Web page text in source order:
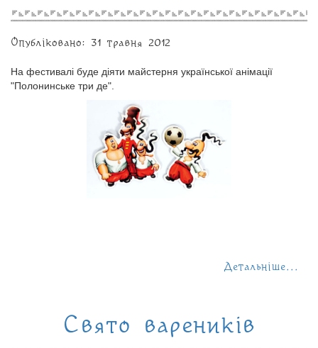
Опубліковано: 31 травня 2012
На фестивалі буде діяти майстерня української анімації
"Полонинське три де".
Детальніше...
Свято вареників